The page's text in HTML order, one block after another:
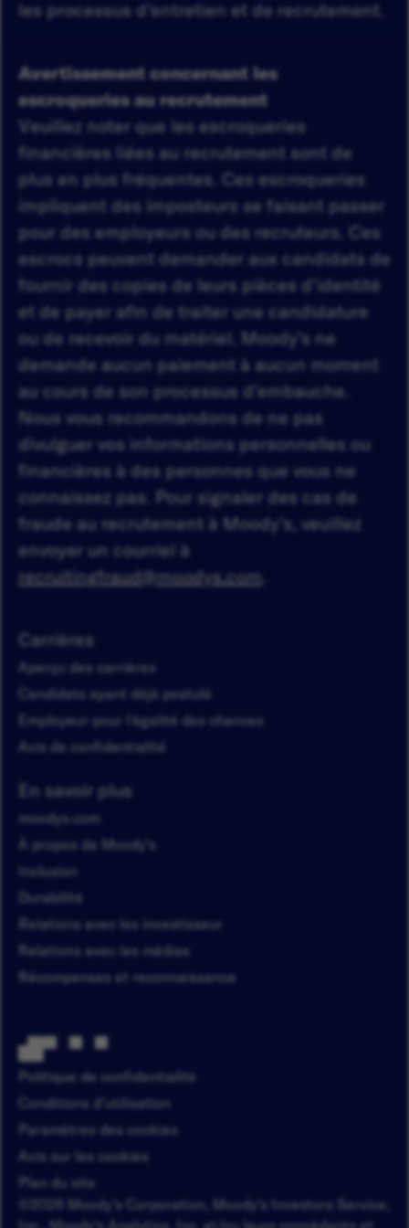
les processus d’entretien et de recrutement.
Avertissement concernant les
escroqueries au recrutement
Veuillez noter que les escroqueries
financières liées au recrutement sont de
plus en plus fréquentes. Ces escroqueries
impliquent des imposteurs se faisant passer
pour des employeurs ou des recruteurs. Ces
escrocs peuvent demander aux candidats de
fournir des copies de leurs pièces d'identité
et de payer afin de traiter une candidature
ou de recevoir du matériel. Moody’s ne
demande aucun paiement à aucun moment
au cours de son processus d’embauche.
Nous vous recommandons de ne pas
divulguer vos informations personnelles ou
financières à des personnes que vous ne
connaissez pas. Pour signaler des cas de
fraude au recrutement à Moody’s, veuillez
envoyer un courriel à
recruitingfraud@moodys.com
Carrières
Aperçu des carrières
Candidats ayant déjà postulé
Employeur pour l'égalité des chances
Avis de confidentialité
En savoir plus
moodys.com
À propos de Moody’s
Inclusion
Durabilité
Relations avec les investisseur
Relations avec les médias
Récompenses et reconnaissance
Politique de confidentialité
Conditions d'utilisation
Paramètres des cookies
Avis sur les cookies
Plan du site
©2026 Moody’s Corporation, Moody’s Investors Service,